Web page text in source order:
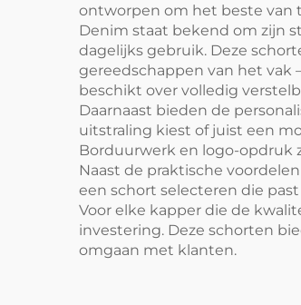
ontworpen om het beste van
Denim staat bekend om zijn
dagelijks gebruik. Deze
gereedschappen van het vak
beschikt over volledig
Daarnaast bieden de
uitstraling kiest of juist een
Borduurwerk en logo-opdruk
Naast de praktische
een schort selecteren die
Voor elke kapper die de
investering. Deze schorten
omgaan met klanten.